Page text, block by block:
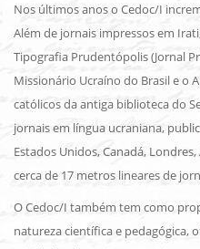
Nos últimos anos o Cedoc/I
Além de jornais impressos em
Tipografia Prudentópolis (Jornal
Missionário Ucraíno do Brasil e o
católicos da antiga biblioteca do
jornais em língua ucraniana,
Estados Unidos, Canadá,
cerca de 17 metros lineares de
O Cedoc/I também tem como
natureza científica e pedagógica,